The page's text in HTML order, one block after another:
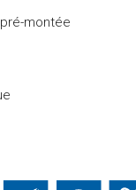
montée